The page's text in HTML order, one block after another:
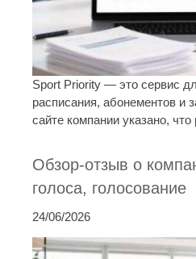
Sport Priority — это сервис
расписания, абонементов и
сайте компании указано,
Обзор-отзыв о
голоса, голосование
24/06/2026